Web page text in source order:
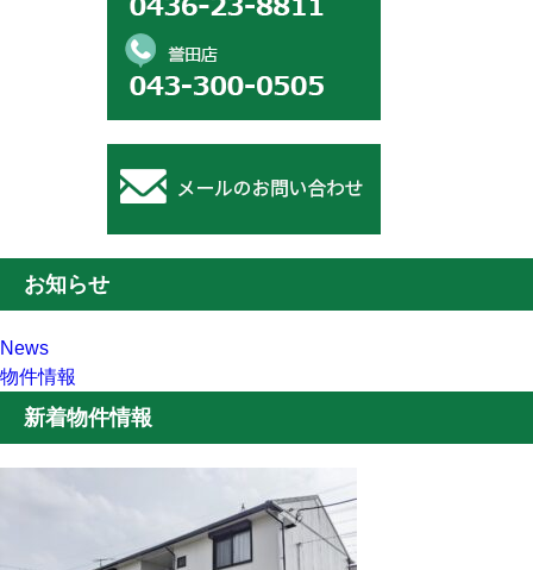
お知らせ
News
物件情報
新着物件情報